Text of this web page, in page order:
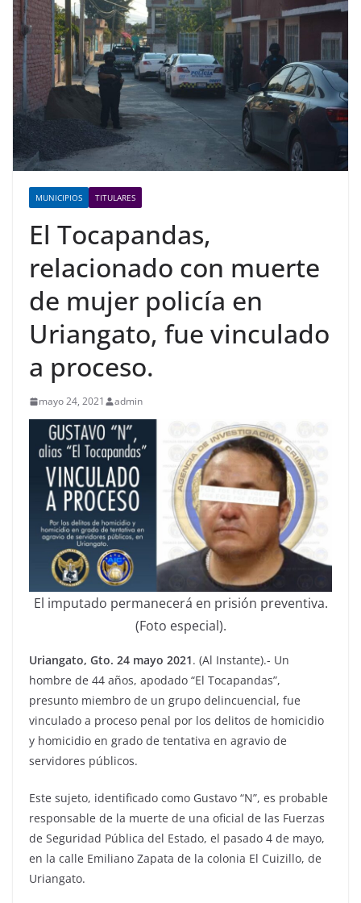
MUNICIPIOS TITULARES
El Tocapandas,
relacionado con muerte
de mujer policía en
Uriangato, fue vinculado
a proceso.
mayo 24, 2021 admin
El imputado permanecerá en prisión preventiva.
(Foto especial).
Uriangato, Gto. 24 mayo 2021. (Al Instante).- Un
hombre de 44 años, apodado “El Tocapandas”,
presunto miembro de un grupo delincuencial, fue
vinculado a proceso penal por los delitos de homicidio
y homicidio en grado de tentativa en agravio de
servidores públicos.
Este sujeto, identificado como Gustavo “N”, es probable
responsable de la muerte de una oficial de las Fuerzas
de Seguridad Pública del Estado, el pasado 4 de mayo,
en la calle Emiliano Zapata de la colonia El Cuizillo, de
Uriangato.